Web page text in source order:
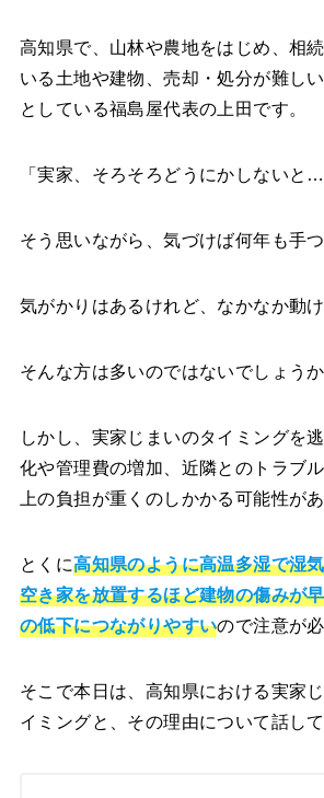
高知県で、山林や農地をはじめ、相
いる土地や建物、売却・処分が難し
としている福島屋代表の上田です。
「実家、そろそろどうにかしないと…
そう思いながら、気づけば何年も手つ
気がかりはあるけれど、なかなか動け
そんな方は多いのではないでしょうか
しかし、実家じまいのタイミングを
化や管理費の増加、近隣とのトラブ
上の負担が重くのしかかる可能性があ
とくに高知県のように高温多湿で湿
空き家を放置するほど建物の傷みが
の低下につながりやすいので注意が必
そこで本日は、高知県における実家
イミングと、その理由について話して